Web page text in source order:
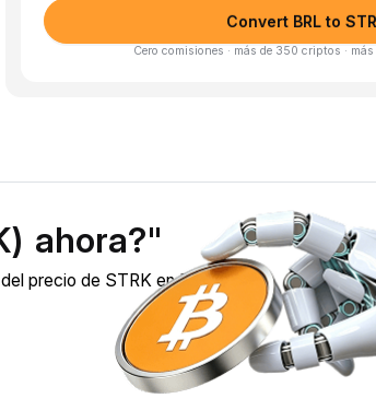
Convert BRL to
Cero comisiones · más de 350 criptos ·
ahora?"
precio de STRK en BRL en